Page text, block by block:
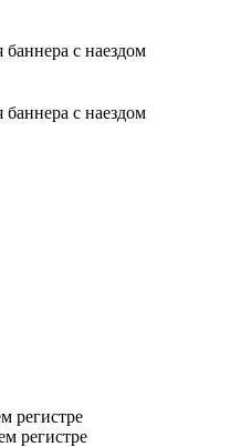
с наездом
с наездом